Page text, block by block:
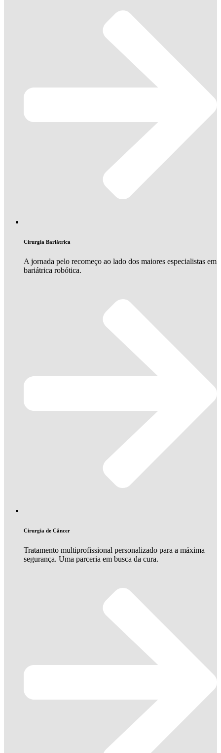
Cirurgia Bariátrica
A jornada pelo recomeço ao lado dos maiores especialistas em
bariátrica robótica.
Cirurgia de Câncer
Tratamento multiprofissional personalizado para a máxima
segurança. Uma parceria em busca da cura.